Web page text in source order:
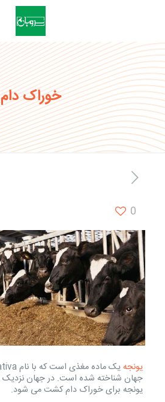
خوراک دام
0
یونجه
یونجه برای خوراک دام کشت می شود.